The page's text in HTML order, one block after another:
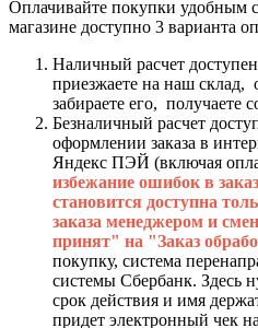
Оплачивайте покупки удобным
магазине доступно 3 варианта
Наличный расчет
приезжаете на наш склад,
забираете его, получаете
Безналичный расчет
оформлении заказа в
Яндекс ПЭЙ (включая
избежание ошибок в
становится доступна
заказа менеджером и
принят" на "Заказ
покупку, система
системы Сбербанк. Здесь
срок действия и имя
придет электронный чек